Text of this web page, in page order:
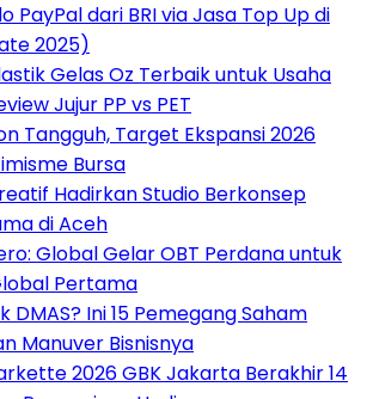
PayPal dari BRI via Jasa Top Up di
2025)
Gelas Oz Terbaik untuk Usaha
Jujur PP vs PET
Tangguh, Target Ekspansi 2026
Bursa
Hadirkan Studio Berkonsep
di Aceh
Global Gelar OBT Perdana untuk
Pertama
DMAS? Ini 15 Pemegang Saham
Manuver Bisnisnya
2026 GBK Jakarta Berakhir 14